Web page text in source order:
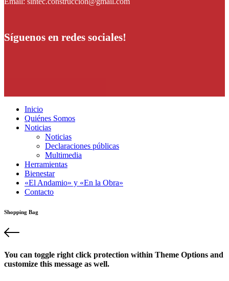
Síguenos en redes sociales!
Inicio
Quiénes Somos
Noticias
Noticias
Declaraciones públicas
Multimedia
Herramientas
Bienestar
«El Andamio» y «En la Obra»
Contacto
Shopping Bag
You can toggle right click protection within Theme Options and
customize this message as well.